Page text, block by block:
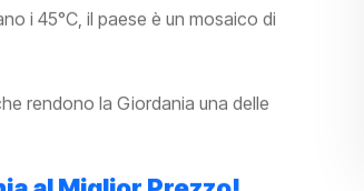
i 45°C, il paese è un mosaico di
rendono la Giordania una delle